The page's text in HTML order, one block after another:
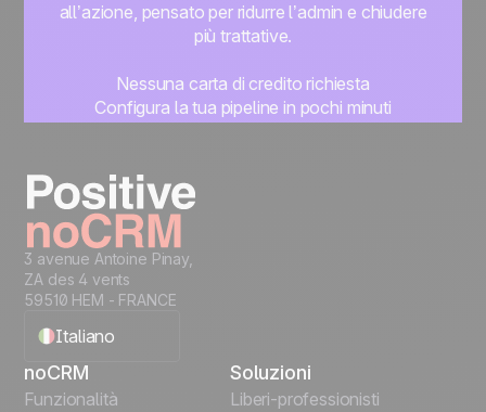
all’azione, pensato per ridurre l’admin e chiudere
più trattative.
Nessuna carta di credito richiesta
Configura la tua pipeline in pochi minuti
3 avenue Antoine Pinay,
ZA des 4 vents
59510 HEM - FRANCE
Italiano
English
noCRM
Funzionalità
Soluzioni
Liberi-professionisti